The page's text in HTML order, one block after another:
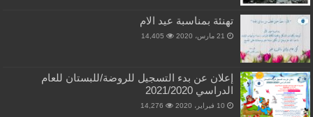
تهنئة بمناسبة عيد الام
21 مارس، 2020 14,405
إعلان عن بدء التسجيل للروضة/للبستان للعام
الدراسي 2021/2020
10 فبراير، 2020 14,276